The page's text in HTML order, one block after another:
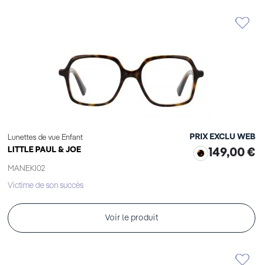
Lunettes de vue Enfant
LITTLE PAUL & JOE
MANEKI02
PRIX EXCLU WEB
149,00 €
Victime de son succès
Voir le produit